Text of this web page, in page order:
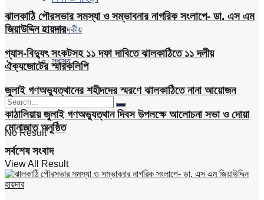
সম্পাদকীয়
স্বাস্থ্য
No Result
View All Result
ঝালকাঠি পৌরসভার সমস্যা ও সম্ভাবনার নাগরিক সংলাপে- ডা. এস এম
জিয়াউদ্দিন হায়দার
গ্যাস-বিদ্যুৎ সংকটসহ ১১ দফা দাবিতে ঝালকাঠিতে ১১ দলীয়
ঐক্যজোটের স্মারকলিপি
জুলাই গণঅভ্যুত্থানের শহীদদের স্মরণে ঝালকাঠিতে নানা আয়োজন
কাঠালিয়ায় জুলাই গণঅভ্যুত্থান দিবস উপলক্ষে আলোচনা সভা ও দোয়া
মোনাজাত অনুষ্ঠিত
সর্বশেষ সংবাদ